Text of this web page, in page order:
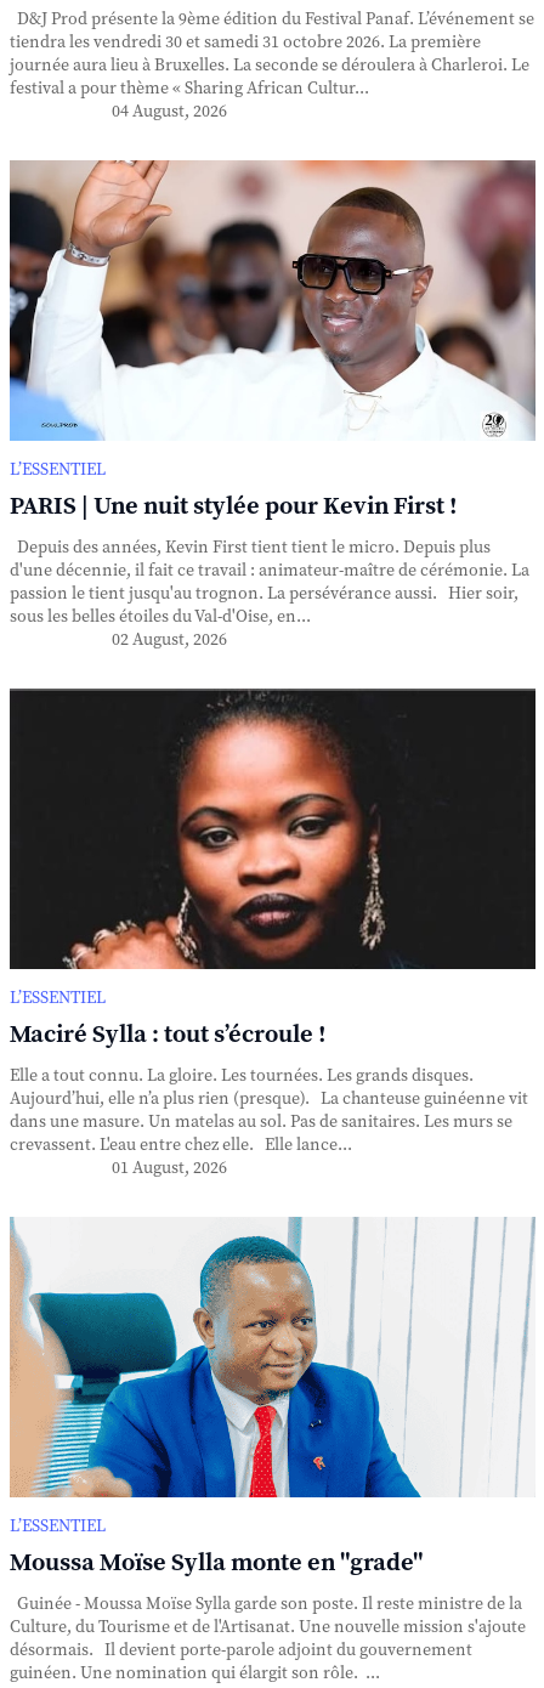
D&J Prod présente la 9ème édition du Festival Panaf. L’événement se
tiendra les vendredi 30 et samedi 31 octobre 2026. La première
journée aura lieu à Bruxelles. La seconde se déroulera à Charleroi. Le
festival a pour thème « Sharing African Cultur...
04 August, 2026
L’ESSENTIEL
PARIS | Une nuit stylée pour Kevin First !
Depuis des années, Kevin First tient tient le micro. Depuis plus
d'une décennie, il fait ce travail : animateur-maître de cérémonie. La
passion le tient jusqu'au trognon. La persévérance aussi. Hier soir,
sous les belles étoiles du Val-d'Oise, en...
02 August, 2026
L’ESSENTIEL
Maciré Sylla : tout s’écroule !
Elle a tout connu. La gloire. Les tournées. Les grands disques.
Aujourd’hui, elle n’a plus rien (presque). La chanteuse guinéenne vit
dans une masure. Un matelas au sol. Pas de sanitaires. Les murs se
crevassent. L'eau entre chez elle. Elle lance...
01 August, 2026
L’ESSENTIEL
Moussa Moïse Sylla monte en "grade"
Guinée - Moussa Moïse Sylla garde son poste. Il reste ministre de la
Culture, du Tourisme et de l'Artisanat. Une nouvelle mission s'ajoute
désormais. Il devient porte-parole adjoint du gouvernement
guinéen. Une nomination qui élargit son rôle. ...